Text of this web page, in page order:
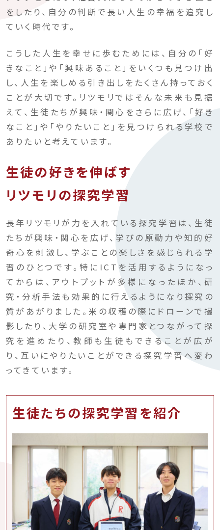
をしたり、自分の判断で長い人生の幸福を追究し
ていく時代です。
こうした人生を幸せに歩むためには、自分の「好
きなこと」や「興味あること」をいくつも見つけ出
し、人生を楽しめる引き出しをたくさん持っておく
ことが大切です。リツモリではそんな未来も見据
えて、生徒たちが興味・関心をさらに広げ、「好き
なこと」や「やりたいこと」を見つけられる学校で
ありたいと考えています。
生徒の好きを伸ばす
リツモリの探究学習
長年リツモリが力を入れている探究学習は、生徒
たちが興味・関心を広げ、学びの原動力や知的好
奇心を刺激し、学ぶことの楽しさを感じられる学
習のひとつです。特にICTを活用するようになっ
てからは、アウトプットが多様になったほか、研
究・分析手法も効果的に行えるようになり探究の
質があがりました。米の収穫の際にドローンで撮
影したり、大学の研究室や専門家とつながって探
究を進めたり、教師も生徒もできることが広が
り、互いにやりたいことができる探究学習へ変わ
ってきています。
生徒たちの探究学習を紹介